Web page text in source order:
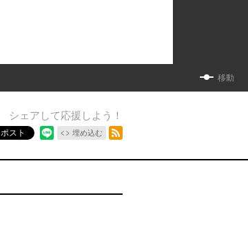
移動
シェアして応援しよう！
ポスト 埋め込む